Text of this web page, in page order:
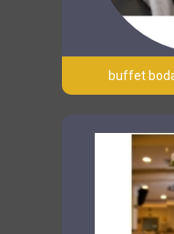
buffet